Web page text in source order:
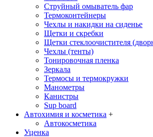
Струйный омыватель фар
Термоконтейнеры
Чехлы и накидки на сиденье
Щетки и скребки
Щетки стеклоочистителя
Чехлы (тенты)
Тонировочная пленка
Зеркалa
Термосы и термокружки
Манометры
Канистры
Sup board
Автохимия и косметика +
Автокосметика
Уценка